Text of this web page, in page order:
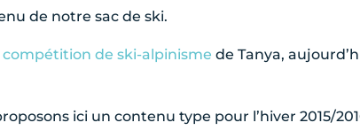
de notre sac de ski.
compétition de ski-alpinisme de Tanya,
ici un contenu type pour l’hiver 2015/